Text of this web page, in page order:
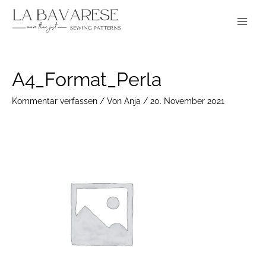
Inhalt
A4_Format_Perla
Kommentar verfassen / Von Anja / 20. November 2021
navigation